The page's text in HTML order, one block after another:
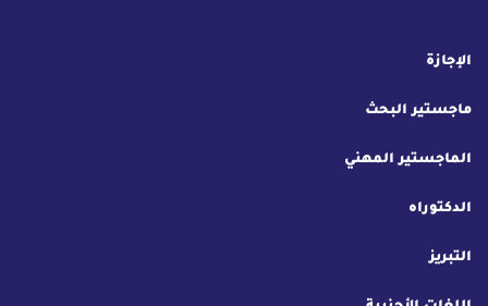
الإجازة
ماجستير البحث
الماجستير المهني
الدكتوراه
التبريز